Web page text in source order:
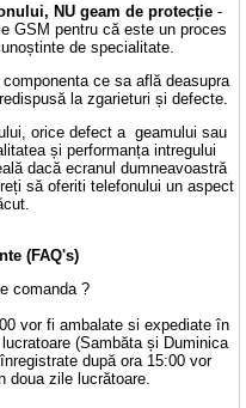
NU geam de protecție-
GSM pentru că este un proces
de specialitate.
ce sa află deasupra
la zgarieturi și defecte.
orice defect a geamului sau
și performanța intregului
dacă ecranul dumneavoastră
să oferiti telefonului un aspect
(FAQ's)
comanda ?
vor fi ambalate si expediate în
(Sambăta și Duminica
după ora 15:00 vor
doua zile lucrătoare.